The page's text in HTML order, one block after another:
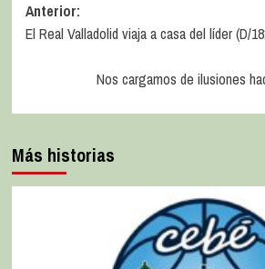
Anterior:
El Real Valladolid viaja a casa del líder (D/
Nos cargamos de ilusiones
Más historias